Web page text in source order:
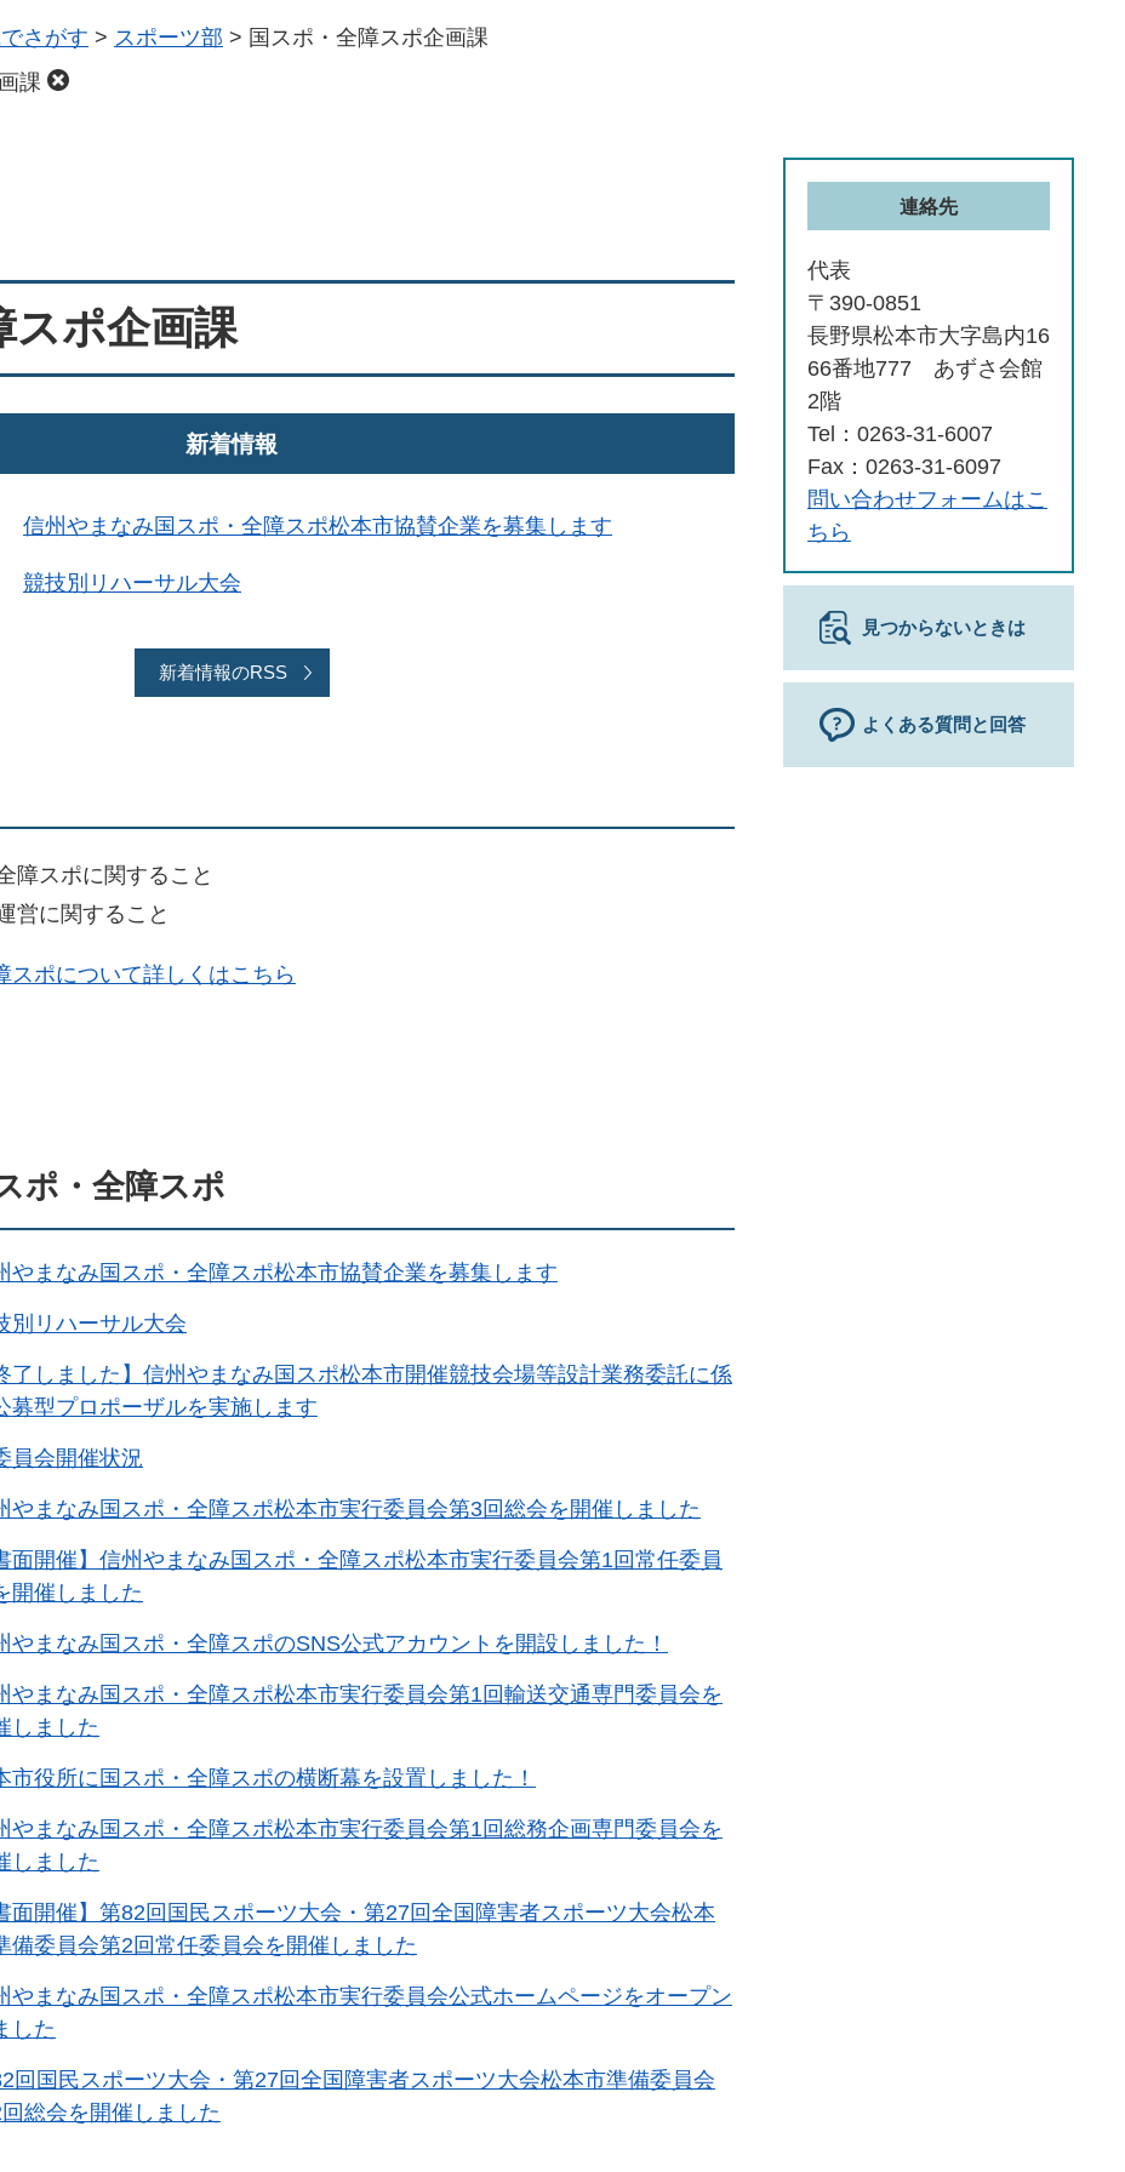
さがす > スポーツ部 > 国スポ・全障スポ企画課
課
スポ企画課
新着情報
信州やまなみ国スポ・全障スポ松本市協賛企業を募集します
競技別リハーサル大会
新着情報のRSS
障スポに関すること
営に関すること
スポについて詳しくはこちら
ポ・全障スポ
やまなみ国スポ・全障スポ松本市協賛企業を募集します
別リハーサル大会
了しました】信州やまなみ国スポ松本市開催競技会場等設計業務委託に係
募型プロポーザルを実施します
員会開催状況
やまなみ国スポ・全障スポ松本市実行委員会第3回総会を開催しました
面開催】信州やまなみ国スポ・全障スポ松本市実行委員会第1回常任委員
開催しました
やまなみ国スポ・全障スポのSNS公式アカウントを開設しました！
やまなみ国スポ・全障スポ松本市実行委員会第1回輸送交通専門委員会を
しました
市役所に国スポ・全障スポの横断幕を設置しました！
やまなみ国スポ・全障スポ松本市実行委員会第1回総務企画専門委員会を
しました
面開催】第82回国民スポーツ大会・第27回全国障害者スポーツ大会松本
備委員会第2回常任委員会を開催しました
やまなみ国スポ・全障スポ松本市実行委員会公式ホームページをオープン
した
回国民スポーツ大会・第27回全国障害者スポーツ大会松本市準備委員会
総会を開催しました
連絡先
代表
〒390-0851
長野県松本市大字島内16
66番地777 あずさ会館
2階
Tel：0263-31-6007
Fax：0263-31-6097
問い合わせフォームはこ
ちら
見つからないときは
よくある質問と回答